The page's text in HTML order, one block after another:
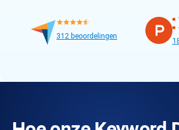
312 beoordelingen